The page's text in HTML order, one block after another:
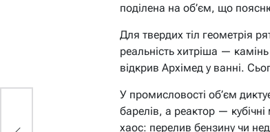
поділена на об’єм, що
Для твердих тіл геометрія
реальність хитріша —
відкрив Архімед у ванні.
У промисловості об’єм
барелів, а реактор —
хаос: перелив бензину чи